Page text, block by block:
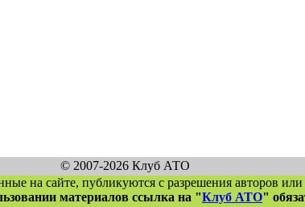
© 2007-2026 Клуб АТО
на сайте, публикуются с разрешения авторов
материалов ссылка на "Клуб АТО"